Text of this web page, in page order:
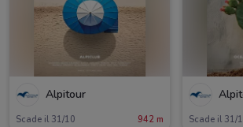
Alpitour
Scade il 31/10 942 m Scade il 31/